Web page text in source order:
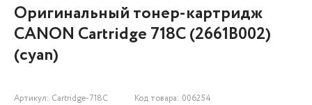
Оригинальный тонер-картридж
CANON Cartridge 718C (2661B002)
(cyan)
Артикул: Cartridge-718C Код товара: 006254